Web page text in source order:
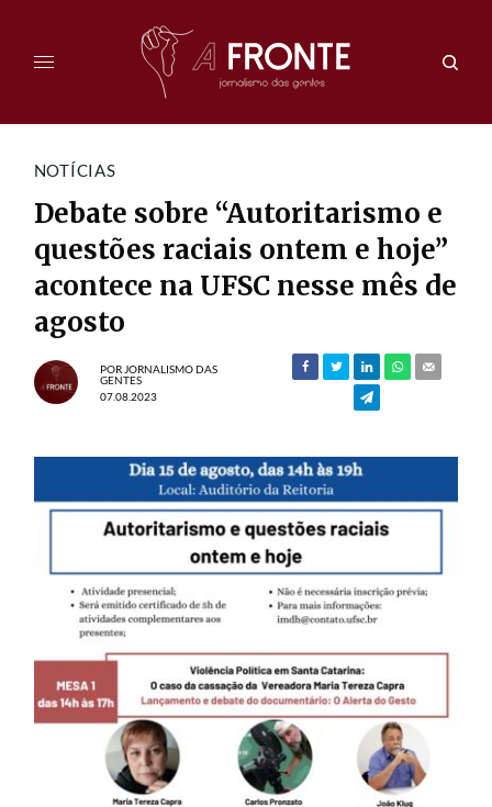
NOTÍCIAS
Debate sobre “Autoritarismo e
questões raciais ontem e hoje”
acontece na UFSC nesse mês de
agosto
POR JORNALISMO DAS
GENTES
07.08.2023